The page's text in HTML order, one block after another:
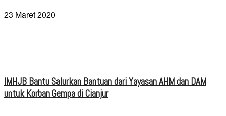
23 Maret 2020
IMHJB Bantu Salurkan Bantuan dari Yayasan AHM dan DAM
untuk Korban Gempa di Cianjur